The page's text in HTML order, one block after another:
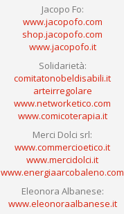
Jacopo Fo:
www.jacopofo.com
shop.jacopofo.com
www.jacopofo.it
Solidarietà:
comitatonobeldisabili.it
arteirregolare
www.networketico.com
www.comicoterapia.it
Merci Dolci srl:
www.commercioetico.it
www.mercidolci.it
www.energiaarcobaleno.com
Eleonora Albanese:
www.eleonoraalbanese.it